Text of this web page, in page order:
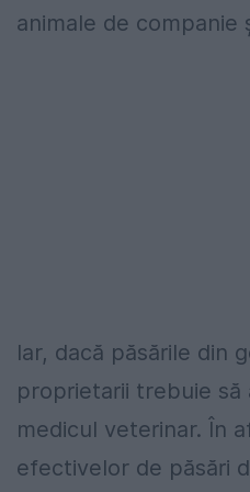
animale de companie
Iar, dacă păsările din
proprietarii trebuie să
medicul veterinar. În
efectivelor de păsări